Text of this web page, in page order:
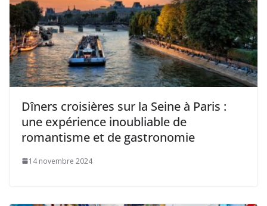
Dîners croisières sur la Seine à Paris :
une expérience inoubliable de
romantisme et de gastronomie
14 novembre 2024